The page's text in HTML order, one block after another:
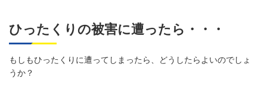
ひったくりの被害に遭ったら・・・
もしもひったくりに遭ってしまったら、どうしたらよいのでしょ
うか？